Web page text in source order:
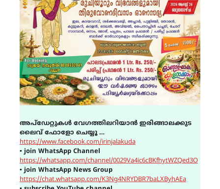
അപ്ഡേറ്റുകൾ വേഗത്തിലറിയാൻ ഇരിങ്ങാലക്കുട
ലൈവ് ഫോളോ ചെയ്യൂ …
https://www.facebook.com/irinjalakuda
▪ join WhatsApp Channel
https://whatsapp.com/channel/0029Va4ic6cBKfhytWZQed3O
▪ join WhatsApp News Group
https://chat.whatsapp.com/K3Ng4NRYDBR7baLXByhAEa